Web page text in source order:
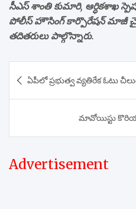
సీఎస్ శాంతి కుమారి, ఆర్ధికశాఖ
పోలీస్ హౌసింగ్ కార్పొరేషన్ మాజీ
తదితరులు పాల్గొన్నారు.
navigation
ఏపీలో ప్రభుత్వ వ్యతిరేక ఓటు
మావోయిస్టు
Advertisement